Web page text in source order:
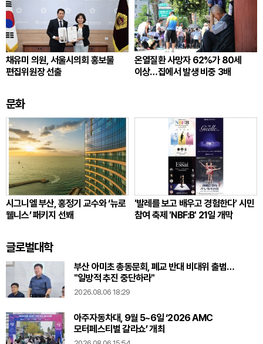
채유미 의원, 서울시의회 홍보물
편집위원장 선출
온열질환 사망자 62%가 80세
이상…집에서 발생 비중 3배
문화
시그니엘 부산, 홍정기 교수와 ‘뉴로
웰니스’ 패키지 선봬
'발레를 보고 배우고 경험한다' 시민
참여 축제 'NBF:B' 21일 개막
글로벌대학
부산 아미초 총동문회, 폐교 반대 비대위 출범…
"일방적 추진 중단하라"
2026.08.06 18:29
아주자동차대, 9월 5~6일 ‘2026 AMC
모터페스티벌 갈라쇼’ 개최